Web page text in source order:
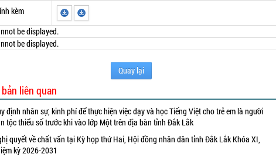
kèm
be displayed.
be displayed.
Quay lại
liên quan
định nhân sự, kinh phí để thực hiện việc dạy và học Tiếng Việt cho trẻ em là người
tộc thiểu số trước khi vào lớp Một trên địa bàn tỉnh Đắk Lắk
quyết về chất vấn tại Kỳ họp thứ Hai, Hội đồng nhân dân tỉnh Đắk Lắk Khóa XI,
kỳ 2026-2031